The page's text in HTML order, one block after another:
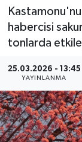
habercisi
tonlarda
25.03.2026 - 13:45
YAYINLANMA
Bozkurt
Daday